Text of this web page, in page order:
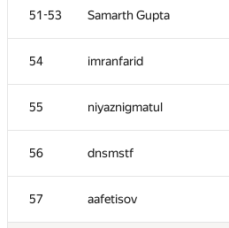
51-53 Samarth Gupta
54 imranfarid
55 niyaznigmatul
56 dnsmstf
57 aafetisov
51-53 Samarth Gupta
54 imranfarid
55 niyaznigmatul
56 dnsmstf
57 aafetisov